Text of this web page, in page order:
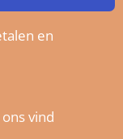
en
vind